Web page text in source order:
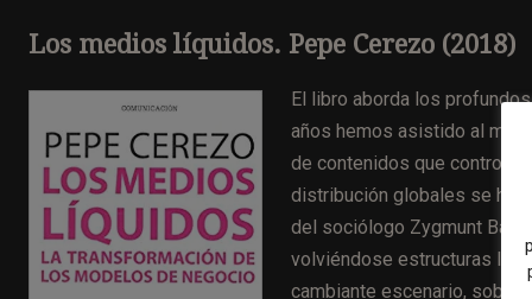
Los medios líquidos. Pepe Cerezo (2018)
El libro aborda los
años hemos asistido al
de contenidos que
distribución globales se han
del sociólogo Zygmunt
volviéndose estructuras
cambiante escenario,